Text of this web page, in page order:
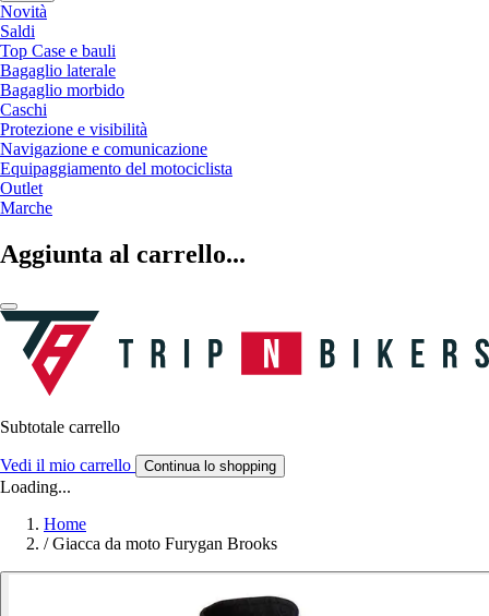
Novità
Saldi
Top Case e bauli
Bagaglio laterale
Bagaglio morbido
Caschi
Protezione e visibilità
Navigazione e comunicazione
Equipaggiamento del motociclista
Outlet
Marche
Aggiunta al carrello...
Subtotale carrello
Vedi il mio carrello Continua lo shopping
Loading...
Home
/ Giacca da moto Furygan Brooks